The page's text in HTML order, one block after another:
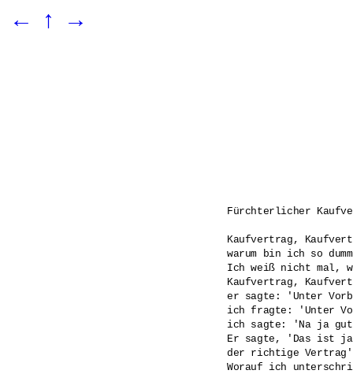
← ↑ →
Fürchterlicher
Kaufvertrag,
warum bin ich so
Ich weiß nicht mal,
Kaufvertrag,
er sagte: 'Unter
ich fragte: 'Unter
ich sagte: 'Na ja
Er sagte, 'Das ist
der richtige
Worauf ich